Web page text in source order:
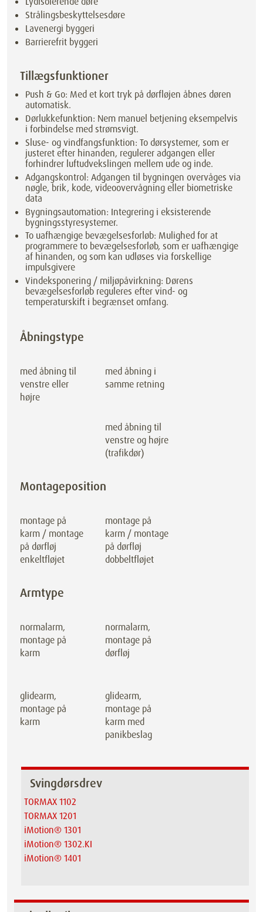
Strålingsbeskyttelsesdøre
Lavenergi byggeri
Barrierefrit byggeri
Tillægsfunktioner
Push & Go: Med et kort tryk på dørfløjen åbnes døren
automatisk.
Dørlukkefunktion: Nem manuel betjening eksempelvis
i forbindelse med strømsvigt.
Sluse- og vindfangsfunktion: To dørsystemer, som er
justeret efter hinanden, regulerer adgangen eller
forhindrer luftudvekslingen mellem ude og inde.
Adgangskontrol: Adgangen til bygningen overvåges via
nøgle, brik, kode, videoovervågning eller biometriske
data
Bygningsautomation: Integrering i eksisterende
bygningsstyresystemer.
To uafhængige bevægelsesforløb: Mulighed for at
programmere to bevægelsesforløb, som er uafhængige
af hinanden, og som kan udløses via forskellige
impulsgivere
Vindeksponering / miljøpåvirkning: Dørens
bevægelsesforløb reguleres efter vind- og
temperaturskift i begrænset omfang.
Åbningstype
med åbning til
venstre eller
højre
med åbning i
samme retning
med åbning til
venstre og højre
(trafikdør)
Montageposition
montage på
karm / montage
på dørfløj
enkeltfløjet
montage på
karm / montage
på dørfløj
dobbeltfløjet
Armtype
normalarm,
montage på
karm
normalarm,
montage på
dørfløj
glidearm,
montage på
karm
glidearm,
montage på
karm med
panikbeslag
Svingdørsdrev
TORMAX 1102
TORMAX 1201
iMotion® 1301
iMotion® 1302.KI
iMotion® 1401